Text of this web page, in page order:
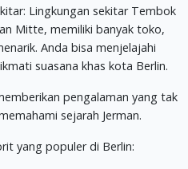
Lingkungan sekitar Tembok
Mitte, memiliki banyak toko,
Anda bisa menjelajahi
suasana khas kota Berlin.
pengalaman yang tak
sejarah Jerman.
yang populer di Berlin: